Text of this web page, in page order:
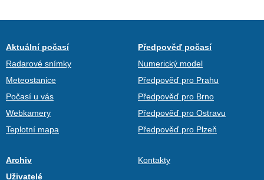
Aktuální počasí
Radarové snímky
Meteostanice
Počasí u vás
Webkamery
Teplotní mapa
Předpověď počasí
Numerický model
Předpověď pro Prahu
Předpověď pro Brno
Předpověď pro Ostravu
Předpověď pro Plzeň
Archiv
Uživatelé
Kontakty